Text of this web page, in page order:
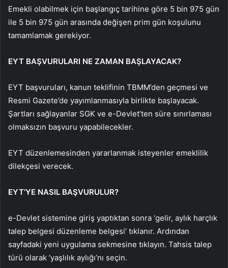
Emekli olabilmek için başlangıç ​​tarihine göre 5 bin 975 gün
ile 5 bin 975 gün arasında değişen prim gün koşulunu
tamamlamak gerekiyor.
EYT BAŞVURULARI NE ZAMAN BAŞLAYACAK?
EYT başvuruları, kanun teklifinin TBMM’den geçmesi ve
Resmi Gazete’de yayımlanmasıyla birlikte başlayacak.
Şartları sağlayanlar SGK ve e-Devlet’ten süre sınırlaması
olmaksızın başvuru yapabilecekler.
EYT düzenlemesinden yararlanmak isteyenler emeklilik
dilekçesi verecek.
EYT’YE NASIL BAŞVURULUR?
e-Devlet sistemine giriş yaptıktan sonra ‘gelir, aylık harçlık
talep belgesi düzenleme belgesi’ tıklanır. Ardından
sayfadaki yeni uygulama sekmesine tıklayın. Tahsis talep
türü olarak ‘yaşlılık aylığı’nı seçin.